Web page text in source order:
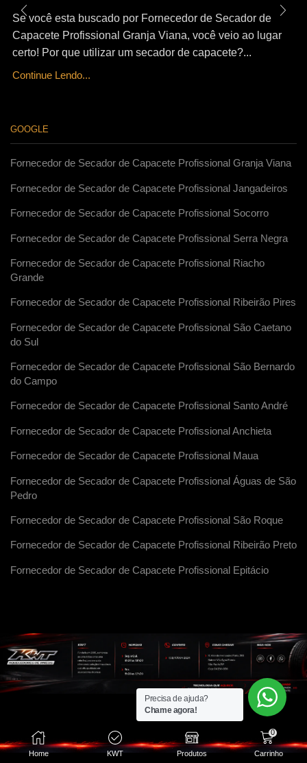
Se você esta buscado por Fornecedor de Secador de
Capacete Profissional Granja Viana, você veio ao lugar
certo! Por que utilizar um secador de capacete?...
Continue Lendo...
GOOGLE
Fornecedor de Secador de Capacete Profissional Granja Viana
Fornecedor de Secador de Capacete Profissional Jangadeiros
Fornecedor de Secador de Capacete Profissional Socorro
Fornecedor de Secador de Capacete Profissional Serra Negra
Fornecedor de Secador de Capacete Profissional Riacho
Grande
Fornecedor de Secador de Capacete Profissional Ribeirão Pires
Fornecedor de Secador de Capacete Profissional São Caetano
do Sul
Fornecedor de Secador de Capacete Profissional São Bernardo
do Campo
Fornecedor de Secador de Capacete Profissional Santo André
Fornecedor de Secador de Capacete Profissional Anchieta
Fornecedor de Secador de Capacete Profissional Maua
Fornecedor de Secador de Capacete Profissional Águas de São
Pedro
Fornecedor de Secador de Capacete Profissional São Roque
Fornecedor de Secador de Capacete Profissional Ribeirão Preto
Fornecedor de Secador de Capacete Profissional Epitácio
Home KWT Produtos
0
Carrinho
Precisa de ajuda?
Chame agora!